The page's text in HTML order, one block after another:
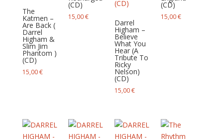
The
Katmen –
Are Back (
Darrel
Higham &
Slim Jim
Phantom )
(CD)
15,00€
(CD)
15,00€
Darrel
Higham –
Believe
What You
Hear (A
Tribute To
Ricky
Nelson)
(CD)
15,00€
(CD)
15,00€